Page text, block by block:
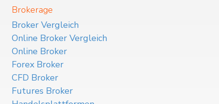
Brokerage
Broker Vergleich
Online Broker Vergleich
Online Broker
Forex Broker
CFD Broker
Futures Broker